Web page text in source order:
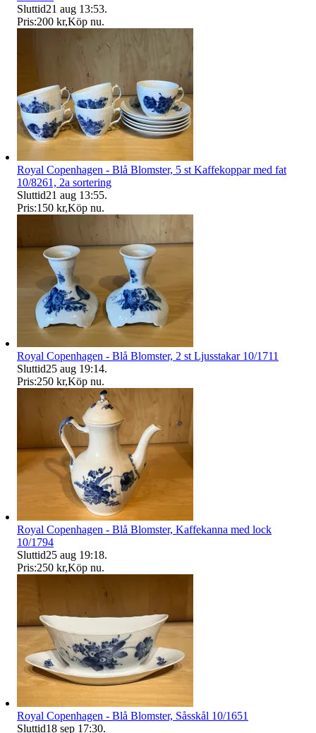
Sluttid21 aug 13:53.
Pris:200 kr,Köp nu.
Royal Copenhagen - Blå Blomster, 5 st Kaffekoppar med fat
10/8261, 2a sortering
Sluttid21 aug 13:55.
Pris:150 kr,Köp nu.
Royal Copenhagen - Blå Blomster, 2 st Ljusstakar 10/1711
Sluttid25 aug 19:14.
Pris:250 kr,Köp nu.
Royal Copenhagen - Blå Blomster, Kaffekanna med lock
10/1794
Sluttid25 aug 19:18.
Pris:250 kr,Köp nu.
Royal Copenhagen - Blå Blomster, Såsskål 10/1651
Sluttid18 sep 17:30.